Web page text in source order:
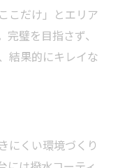
こだけ」とエリア
璧を目指さず、
結果的にキレイな
にくい環境づくり